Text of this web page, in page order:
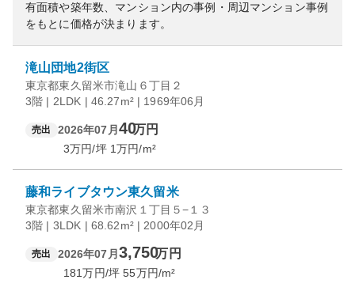
有面積や築年数、マンション内の事例・周辺マンション事例
をもとに価格が決まります。
滝山団地2街区
東京都東久留米市滝山６丁目２
3階 | 2LDK | 46.27m² | 1969年06月
売出 2026年07月 40万円
3万円/坪 1万円/m²
藤和ライブタウン東久留米
東京都東久留米市南沢１丁目５−１３
3階 | 3LDK | 68.62m² | 2000年02月
売出 2026年07月 3,750万円
181万円/坪 55万円/m²